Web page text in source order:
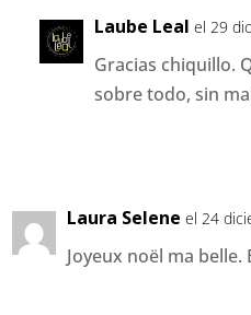
Laube Leal el 29
Gracias chiquillo.
sobre todo, sin
Laura Selene el 24
Joyeux noël ma belle.